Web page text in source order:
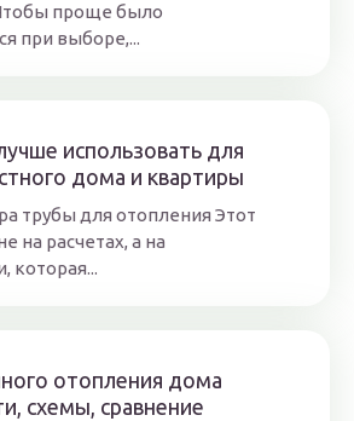
проще было
при выборе,...
использовать для
дома и квартиры
трубы для отопления Этот
на расчетах, а на
которая...
отопления дома
схемы, сравнение